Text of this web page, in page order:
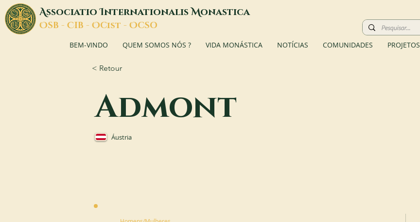
AssociatioInternationalisMonastica
OSB - CIB - OCist - OCSO
BEM-VINDO QUEM SOMOS NÓS ? VIDA MONÁSTICA NOTÍCIAS COMUNIDADES PROJETOS
< Retour
Admont
Áustria